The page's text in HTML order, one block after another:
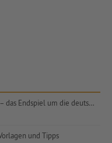
German Bowl 2025 in Dresden – das Endspiel um die deutsche Meisterschaft
und Tipps